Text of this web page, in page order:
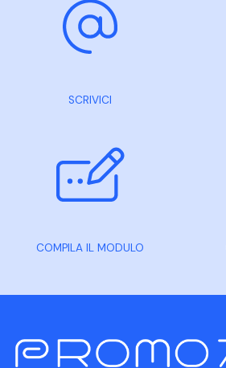
SCRIVICI
COMPILA IL MODULO